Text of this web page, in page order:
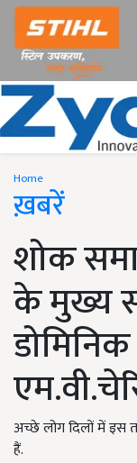
Home
ख़बरें
शोक
के मुख्य
अच्छे लोग दिलों में इस
हैं.